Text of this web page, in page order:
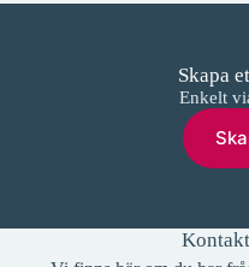
Skapa
Enkelt